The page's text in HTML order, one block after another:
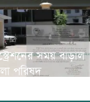
সময় বাড়াল
পরিষদ